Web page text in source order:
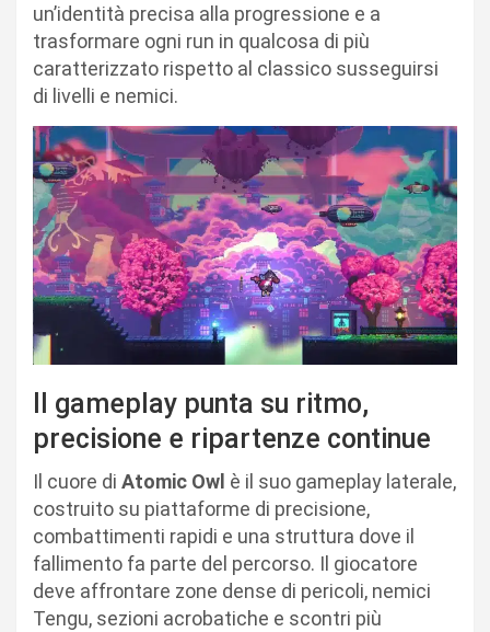
un’identità precisa alla progressione e a
trasformare ogni run in qualcosa di più
caratterizzato rispetto al classico susseguirsi
di livelli e nemici.
Il gameplay punta su ritmo,
precisione e ripartenze continue
Il cuore di Atomic Owl è il suo gameplay laterale,
costruito su piattaforme di precisione,
combattimenti rapidi e una struttura dove il
fallimento fa parte del percorso. Il giocatore
deve affrontare zone dense di pericoli, nemici
Tengu, sezioni acrobatiche e scontri più